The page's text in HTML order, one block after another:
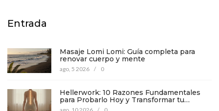
Entrada
Masaje Lomi Lomi: Guía completa para
renovar cuerpo y mente
ago, 5 2026 / 0
Hellerwork: 10 Razones Fundamentales
para Probarlo Hoy y Transformar tu
Cuerpo